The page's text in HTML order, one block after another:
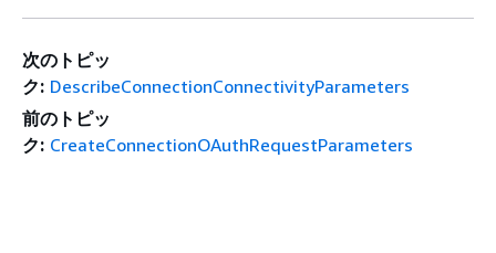
次のトピッ
ク: DescribeConnectionConnectivityParameters
前のトピッ
ク: CreateConnectionOAuthRequestParameters